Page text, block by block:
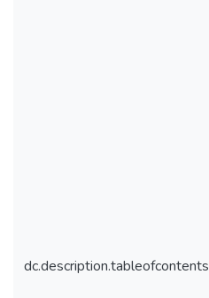
dc.description.tableofcontents